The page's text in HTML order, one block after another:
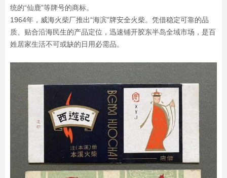
统的“仙鹿”等牌号的商标。
1964年，威海火柴厂推出“海滨”牌安全火柴。凭借稳定可靠的品
质、贴合沿海民生的产品定位，迅速铺开胶东半岛全域市场，是百
姓居家生活不可或缺的日用必需品。